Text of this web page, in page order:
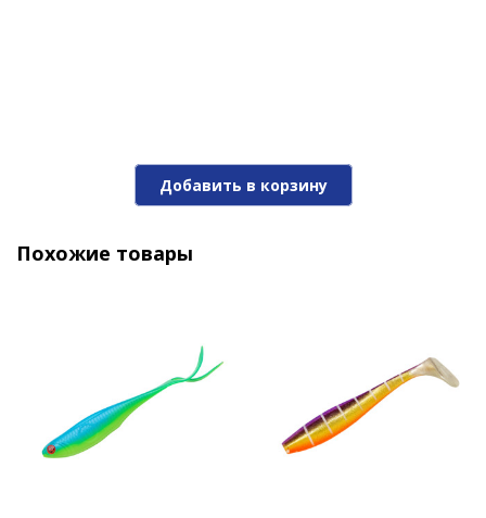
Black Lime
Добавить в корзину
Похожие товары